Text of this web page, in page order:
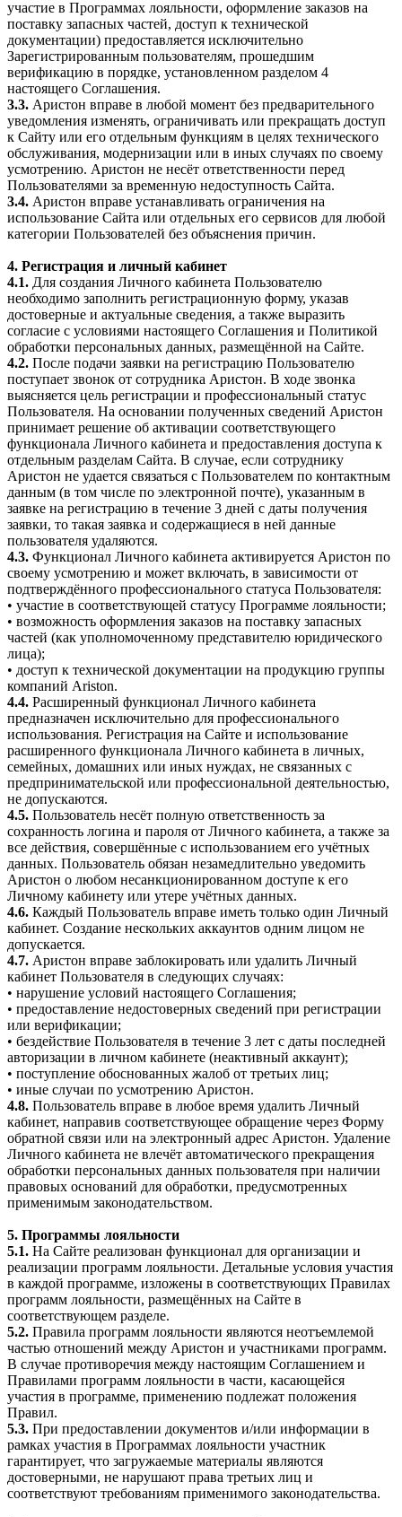
участие в Программах лояльности, оформление заказов на
поставку запасных частей, доступ к технической
документации) предоставляется исключительно
Зарегистрированным пользователям, прошедшим
верификацию в порядке, установленном разделом 4
настоящего Соглашения.
3.3. Аристон вправе в любой момент без предварительного
уведомления изменять, ограничивать или прекращать доступ
к Сайту или его отдельным функциям в целях технического
обслуживания, модернизации или в иных случаях по своему
усмотрению. Аристон не несёт ответственности перед
Пользователями за временную недоступность Сайта.
3.4. Аристон вправе устанавливать ограничения на
использование Сайта или отдельных его сервисов для любой
категории Пользователей без объяснения причин.
4. Регистрация и личный кабинет
4.1. Для создания Личного кабинета Пользователю
необходимо заполнить регистрационную форму, указав
достоверные и актуальные сведения, а также выразить
согласие с условиями настоящего Соглашения и Политикой
обработки персональных данных, размещённой на Сайте.
4.2. После подачи заявки на регистрацию Пользователю
поступает звонок от сотрудника Аристон. В ходе звонка
выясняется цель регистрации и профессиональный статус
Пользователя. На основании полученных сведений Аристон
принимает решение об активации соответствующего
функционала Личного кабинета и предоставления доступа к
отдельным разделам Сайта. В случае, если сотруднику
Аристон не удается связаться с Пользователем по контактным
данным (в том числе по электронной почте), указанным в
заявке на регистрацию в течение 3 дней с даты получения
заявки, то такая заявка и содержащиеся в ней данные
пользователя удаляются.
4.3. Функционал Личного кабинета активируется Аристон по
своему усмотрению и может включать, в зависимости от
подтверждённого профессионального статуса Пользователя:
• участие в соответствующей статусу Программе лояльности;
• возможность оформления заказов на поставку запасных
частей (как уполномоченному представителю юридического
лица);
• доступ к технической документации на продукцию группы
компаний Ariston.
4.4. Расширенный функционал Личного кабинета
предназначен исключительно для профессионального
использования. Регистрация на Сайте и использование
расширенного функционала Личного кабинета в личных,
семейных, домашних или иных нуждах, не связанных с
предпринимательской или профессиональной деятельностью,
не допускаются.
4.5. Пользователь несёт полную ответственность за
сохранность логина и пароля от Личного кабинета, а также за
все действия, совершённые с использованием его учётных
данных. Пользователь обязан незамедлительно уведомить
Аристон о любом несанкционированном доступе к его
Личному кабинету или утере учётных данных.
4.6. Каждый Пользователь вправе иметь только один Личный
кабинет. Создание нескольких аккаунтов одним лицом не
допускается.
4.7. Аристон вправе заблокировать или удалить Личный
кабинет Пользователя в следующих случаях:
• нарушение условий настоящего Соглашения;
• предоставление недостоверных сведений при регистрации
или верификации;
• бездействие Пользователя в течение 3 лет с даты последней
авторизации в личном кабинете (неактивный аккаунт);
• поступление обоснованных жалоб от третьих лиц;
• иные случаи по усмотрению Аристон.
4.8. Пользователь вправе в любое время удалить Личный
кабинет, направив соответствующее обращение через Форму
обратной связи или на электронный адрес Аристон. Удаление
Личного кабинета не влечёт автоматического прекращения
обработки персональных данных пользователя при наличии
правовых оснований для обработки, предусмотренных
применимым законодательством.
5. Программы лояльности
5.1. На Сайте реализован функционал для организации и
реализации программ лояльности. Детальные условия участия
в каждой программе, изложены в соответствующих Правилах
программ лояльности, размещённых на Сайте в
соответствующем разделе.
5.2. Правила программ лояльности являются неотъемлемой
частью отношений между Аристон и участниками программ.
В случае противоречия между настоящим Соглашением и
Правилами программ лояльности в части, касающейся
участия в программе, применению подлежат положения
Правил.
5.3. При предоставлении документов и/или информации в
рамках участия в Программах лояльности участник
гарантирует, что загружаемые материалы являются
достоверными, не нарушают права третьих лиц и
соответствуют требованиям применимого законодательства.